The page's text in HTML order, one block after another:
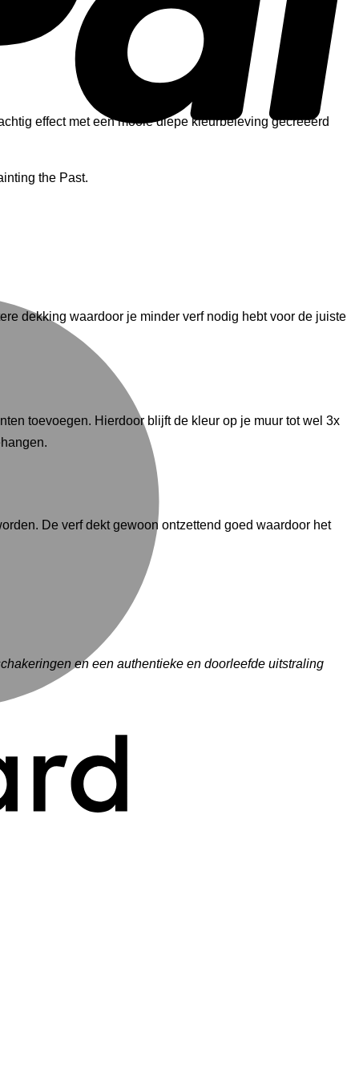
effect met een mooie diepe kleurbeleving gecreëerd
the Past.
dekking waardoor je minder verf nodig hebt voor de juiste
toevoegen. Hierdoor blijft de kleur op je muur tot wel 3x
De verf dekt gewoon ontzettend goed waardoor het
en een authentieke en doorleefde uitstraling